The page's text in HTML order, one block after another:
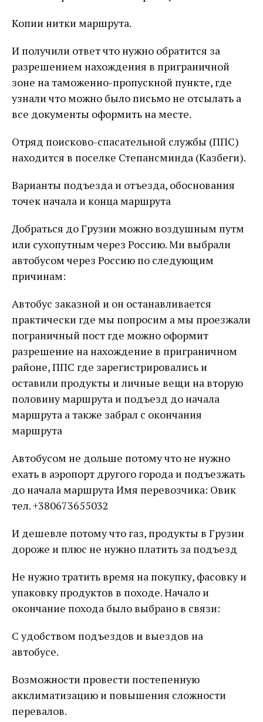
Копии нитки маршрута.
И получили ответ что нужно обратится за
разрешением нахождения в приграничной
зоне на таможенно-пропускной пункте, где
узнали что можно было письмо не отсылать а
все документы оформить на месте.
Отряд поисково-спасательной службы (ППС)
находится в поселке Степансминда (Казбеги).
Варианты подъезда и отъезда, обоснования
точек начала и конца маршрута
Добраться до Грузии можно воздушным путм
или сухопутным через Россию. Ми выбрали
автобусом через Россию по следующим
причинам:
Автобус заказной и он останавливается
практически где мы попросим а мы проезжали
пограничный пост где можно оформит
разрешение на нахождение в приграничном
районе, ППС где зарегистрировались и
оставили продукты и личные вещи на вторую
половину маршрута и подъезд до начала
маршрута а также забрал с окончания
маршрута
Автобусом не дольше потому что не нужно
ехать в аэропорт другого города и подъезжать
до начала маршрута Имя перевозчика: Овик
тел. +380673655032
И дешевле потому что газ, продукты в Грузии
дороже и плюс не нужно платить за подъезд
Не нужно тратить время на покупку, фасовку и
упаковку продуктов в походе. Начало и
окончание похода было выбрано в связи:
С удобством подъездов и выездов на
автобусе.
Возможности провести постепенную
акклиматизацию и повышения сложности
перевалов.